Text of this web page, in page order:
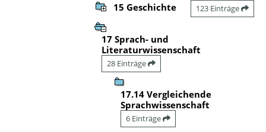
15 Geschichte 123 Einträge
17 Sprach- und
Literaturwissenschaft
28 Einträge
17.14 Vergleichende
Sprachwissenschaft
6 Einträge